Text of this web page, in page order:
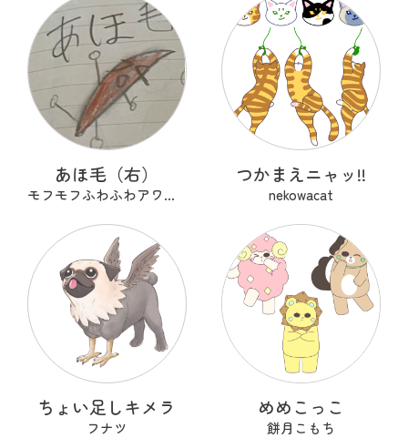
あほ毛（右）
モフモフふわふわアワアワ
つかまえニャッ!!
nekowacat
ちょい足しキメラ
フナツ
めめこっこ
餅月こもち